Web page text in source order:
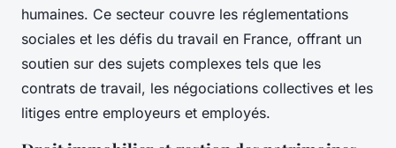
humaines. Ce secteur couvre les réglementations
sociales et les défis du travail en France, offrant un
soutien sur des sujets complexes tels que les
contrats de travail, les négociations collectives et les
litiges entre employeurs et employés.